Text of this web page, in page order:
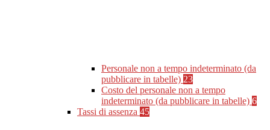
Personale non a tempo indeterminato (da
pubblicare in tabelle) 23
Costo del personale non a tempo
indeterminato (da pubblicare in tabelle) 6
Tassi di assenza 45